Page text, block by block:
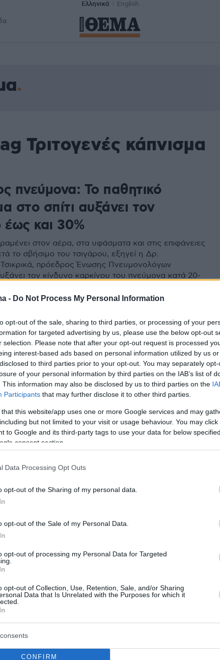
- Do Not Process My Personal Information
opt-out of the sale, sharing to third parties, or processing of your
for targeted advertising by us, please use the below opt-out
selection. Please note that after your opt-out request is processed
interest-based ads based on personal information utilized by us
to third parties prior to your opt-out. You may separately
of your personal information by third parties on the IAB’s list of
This information may also be disclosed by us to third parties on the
Participants that may further disclose it to other third parties.
that this website/app uses one or more Google services and may
but not limited to your visit or usage behaviour. You may
to Google and its third-party tags to use your data for below
consent section.
Data Processing Opt Outs
opt-out of the Sharing of my personal data.
opt-out of the Sale of my Personal Data.
opt-out of processing my Personal Data for Targeted
opt-out of Collection, Use, Retention, Sale, and/or Sharing
Data that Is Unrelated with the Purposes for which it
CONFIRM
Ελληνικά English
Τριτογενές κάπνισμα
πνεύμονα: Το παθητικό
στο σπίτι αυξάνει τον
έως και 30%
στον αέρα, στα υφάσματα και στις επιφάνειες
το σβήσιμο του τσιγάρου, εξηγεί η Δρ.
πρόεδρος Ένωσης Πνευμονολόγων
τον κίνδυνο καρκίνου του πνεύμονα κατά 20-
– Ψωρίαση: Από «τρίτο
ο αναπάντεχος κίνδυνος
υπολείμματα καπνού στο χώρο - το λεγόμενο
τρίτο χέρι - αναδεικνύεται σε παράγοντα κινδύνου
που αποτελεί το μεγαλύτερο όργανο που έρχεται σε
τους ρύπους
Η αθώα κίνηση που θέτει σε
την «τσιγαρίλα»; Και καλά κάνετε! Σύμφωνα με νέα
ενός καπνιστή σας εκθέτει σε κίνδυνο καρκίνου
από «τρίτο χέρι»: Πώς θα
από την «τσιγαρίλα» στο
κίνδυνο από τις χημικές ουσίες που αφήνει ως
το τσιγάρο στο σπίτι μας. Δείτε τι λέει αμερικανική